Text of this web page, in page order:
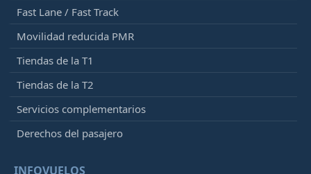
Fast Lane / Fast Track
Movilidad reducida PMR
Tiendas de la T1
Tiendas de la T2
Servicios complementarios
Derechos del pasajero
INFOVUELOS